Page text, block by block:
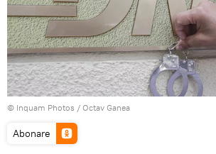
© Inquam Photos / Octav Ganea
Abonare